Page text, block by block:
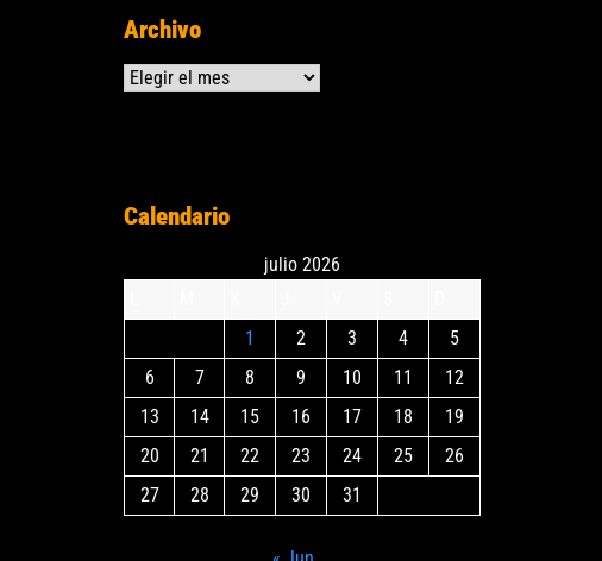
Archivo
Archivos
Calendario
julio 2026
1
2 3 4
5
6
7 8 9 10 11
12
13
14 15 16 17 18
19
20
21 22 23 24 25
26
27
28 29 30 31